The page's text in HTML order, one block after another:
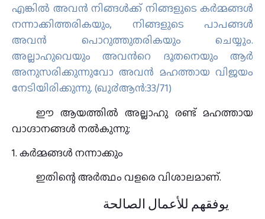
എങ്കില്‍ അവന്‍ നിങ്ങള്‍ക്ക് നിങ്ങളുടെ കര്‍മ്മങ്ങള്‍
നന്നാക്കിത്തരികയും, നിങ്ങളുടെ പാപങ്ങള്‍
അവന്‍ പൊറുത്തുതരികയും ചെയ്യും.
അല്ലാഹുവെയും അവന്‍റെ ദൂതനെയും ആര്‍
അനുസരിക്കുന്നുവോ അവന്‍ മഹത്തായ വിജയം
നേടിയിരിക്കുന്നു. (ഖു൪ആന്‍:33/71)
ഈ ആയത്തിൽ അല്ലാഹു രണ്ട് മഹത്തായ
വാഗ്ദാനങ്ങൾ നൽകുന്നു:
1. കർമ്മങ്ങൾ നന്നാക്കും
ഇതിന്റെ അർത്ഥം വളരെ വിശാലമാണ്.
يوفقهم للأعمال الصالحة